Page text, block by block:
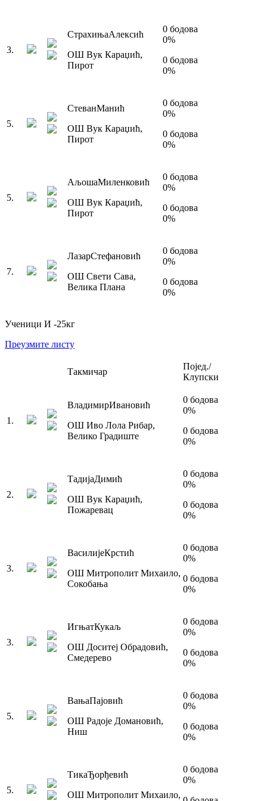
3.
СтрахињаАлексић
ОШ Вук Караџић,
Пирот
0 бодова
0%
0 бодова
0%
5.
СтеванМанић
ОШ Вук Караџић,
Пирот
0 бодова
0%
0 бодова
0%
5.
АљошаМиленковић
ОШ Вук Караџић,
Пирот
0 бодова
0%
0 бодова
0%
7.
ЛазарСтефановић
ОШ Свети Сава,
Велика Плана
0 бодова
0%
0 бодова
0%
Ученици И -25кг
Преузмите листу
Такмичар
Појед./
Клупски
1 .
ВладимирИвановић
ОШ Иво Лола Рибар,
Велико Градиште
0 бодова
0%
0 бодова
0%
2.
ТадијаДимић
ОШ Вук Караџић,
Пожаревац
0 бодова
0%
0 бодова
0%
3.
ВасилијеКрстић
ОШ Митрополит Михаило,
Сокобања
0 бодова
0%
0 бодова
0%
3.
ИгњатКукаљ
ОШ Доситеј Обрадовић,
Смедерево
0 бодова
0%
0 бодова
0%
5.
ВањаПајовић
ОШ Радоје Домановић,
Ниш
0 бодова
0%
0 бодова
0%
5.
ТикаЂорђевић
ОШ Митрополит Михаило,
0 бодова
0%